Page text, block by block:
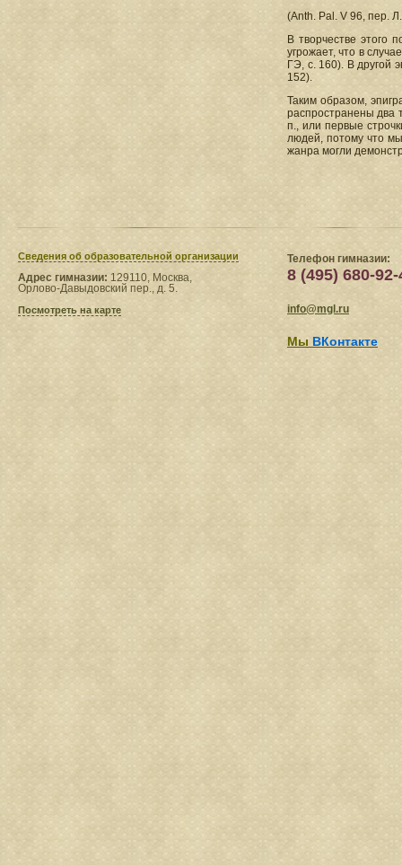
(Anth. Pal. V 96, пер.
В творчестве
угрожает, что в
ГЭ, с. 160). В другой
152).
Таким образом,
распространены два
п., или первые
людей, потому что
жанра могли
Сведения​ об образовательной организации
Адрес гимназии: 129110, Москва,
Орлово-Давыдовский пер., д. 5.
Посмотреть на карте
Телефон гимназии:
8 (495) 680-92-
info@mgl.ru
Мы ВКонтакте